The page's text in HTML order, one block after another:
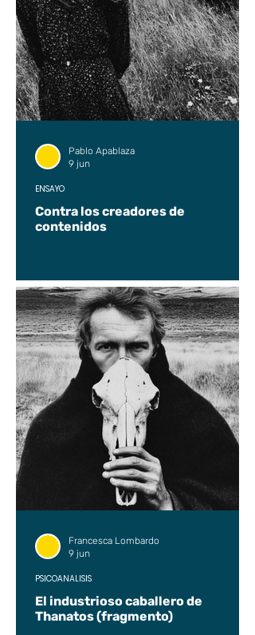
Contra los creadores de
contenidos
ENSAYO
Pablo Apablaza
9 jun
El industrioso caballero de
Thanatos (fragmento)
PSICOANÁLISIS
Francesca Lombardo
9 jun